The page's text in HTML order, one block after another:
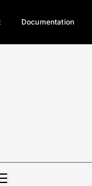
、立院電競
光電場回
Documentation